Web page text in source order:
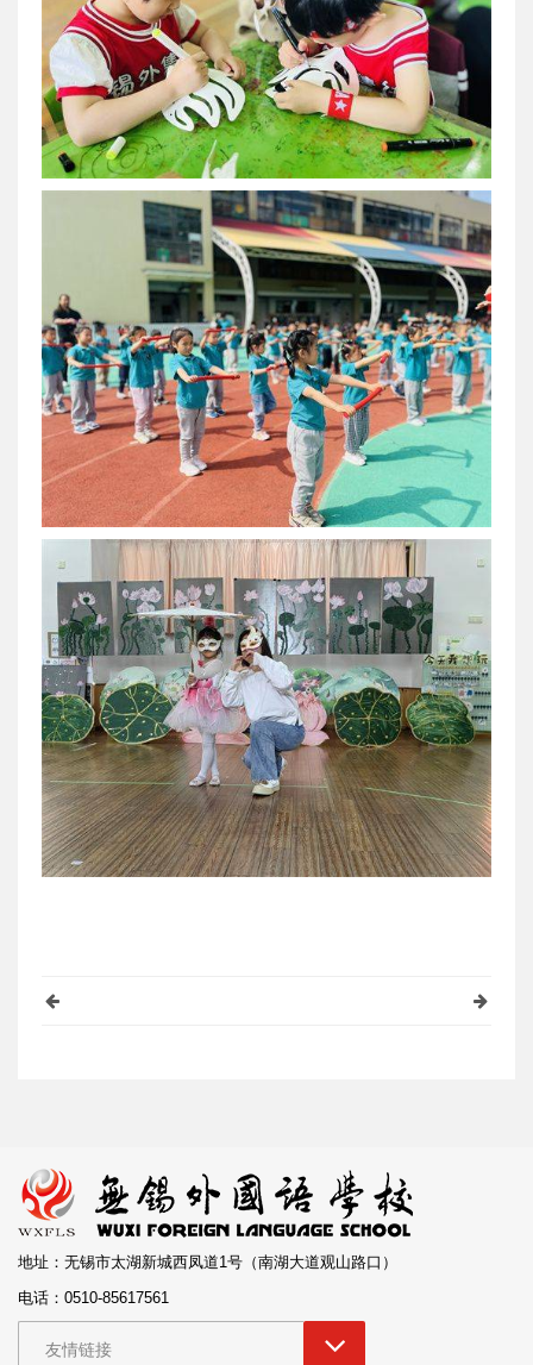
地址：无锡市太湖新城西凤道1号（南湖大道观山路口）
电话：0510-85617561
友情链接